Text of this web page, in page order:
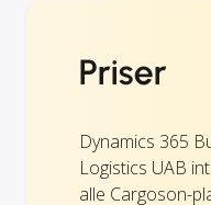
Priser
Dynamics 365
Logistics UAB
alle Cargoson-